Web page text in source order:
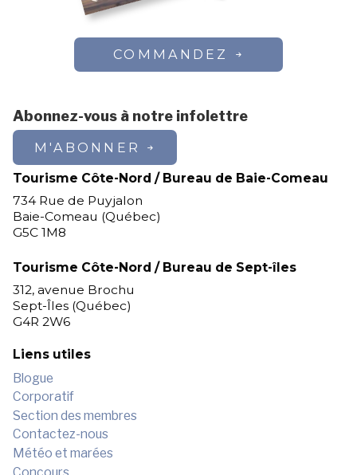
COMMANDEZ
Abonnez-vous à notre infolettre
M'ABONNER
Tourisme Côte-Nord / Bureau de Baie-Comeau
734 Rue de Puyjalon
Baie-Comeau (Québec)
G5C 1M8
Tourisme Côte-Nord / Bureau de Sept-îles
312, avenue Brochu
Sept-Îles (Québec)
G4R 2W6
Liens utiles
Blogue
Corporatif
Section des membres
Contactez-nous
Météo et marées
Concours